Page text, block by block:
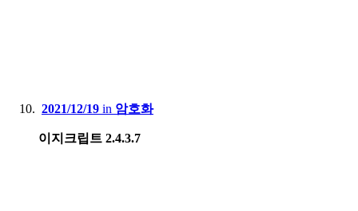
2021/12/19 in 암호화
이지크립트 2.4.3.7